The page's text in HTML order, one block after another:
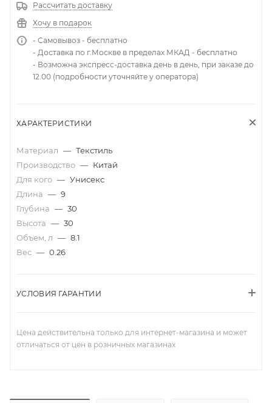
Рассчитать доставку
Хочу в подарок
- Самовывоз - бесплатно
- Доставка по г.Москве в пределах МКАД - бесплатно
- Возможна экспресс-доставка день в день, при заказе до
12.00 (подробности уточняйте у оператора)
ХАРАКТЕРИСТИКИ
Материал — Текстиль
Производство — Китай
Для кого — Унисекс
Длина — 9
Глубина — 30
Высота — 30
Объем, л — 8.1
Вес — 0.26
УСЛОВИЯ ГАРАНТИИ
Цена действительна только для интернет-магазина и может
отличаться от цен в розничных магазинах